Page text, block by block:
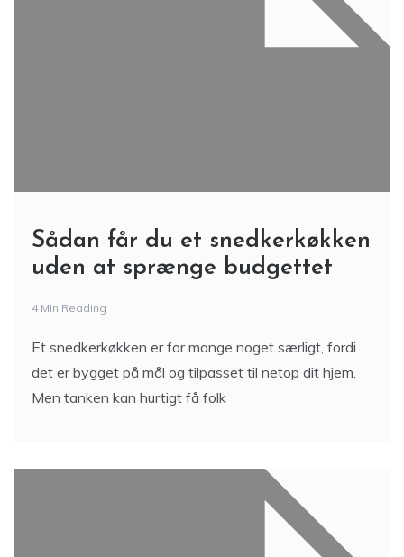
Sådan får du et snedkerkøkken
uden at sprænge budgettet
4 Min Reading
Et snedkerkøkken er for mange noget særligt, fordi
det er bygget på mål og tilpasset til netop dit hjem.
Men tanken kan hurtigt få folk